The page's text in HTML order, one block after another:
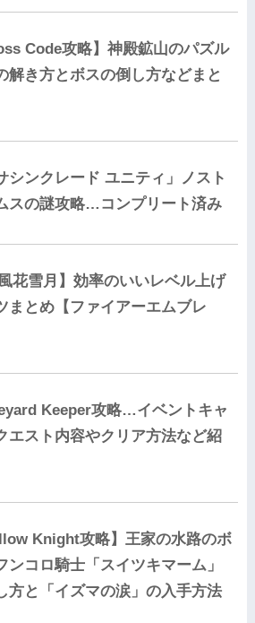
Code攻略】神殿鉱山のパズル
解き方とボスの倒し方などまと
シンクレード ユニティ」ノスト
スの謎攻略…コンプリート済み
風花雪月】効率のいいレベル上げ
まとめ【ファイアーエムブレ
Keeper攻略…イベントキャ
エスト内容やクリア方法など紹
Knight攻略】王家の水路のボ
ンコロ騎士「スイツキマーム」
方と「イズマの涙」の入手方法